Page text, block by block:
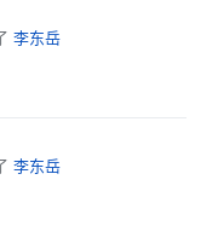
李东岳
李东岳